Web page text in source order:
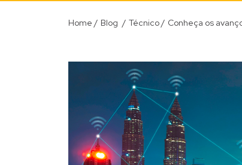
Home / Blog / Técnico/ Conheça os